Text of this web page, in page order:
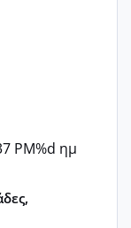
PM%d ημ